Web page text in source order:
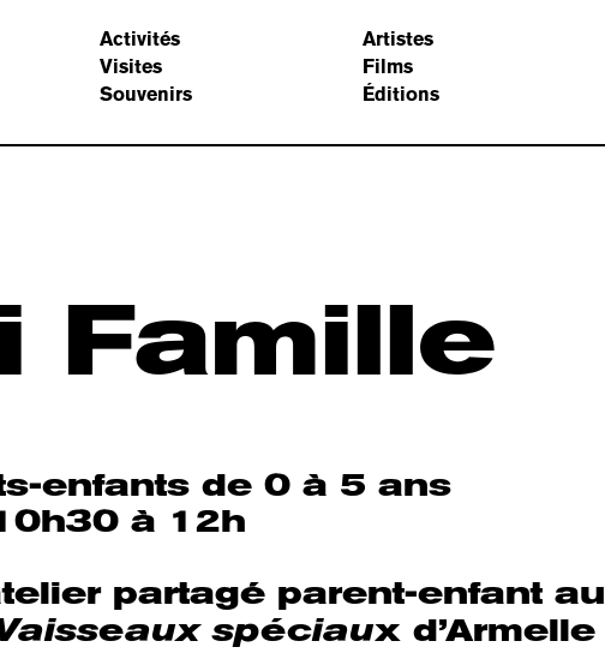
Activités
Visites
Souvenirs
Artistes
Films
Éditions
Famille
enfants de 0 à 5 ans
à 12h
partagé parent-enfant au
spéciaux d’Armelle